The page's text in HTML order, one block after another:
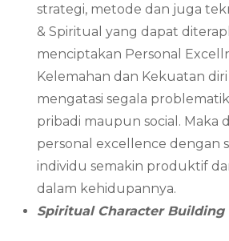
strategi, metode dan juga
& Spiritual yang dapat
menciptakan Personal
Kelemahan dan Kekuatan
mengatasi segala
pribadi maupun social. Maka
personal excellence dengan
individu semakin produktif
dalam kehidupannya.
Spiritual Character Building